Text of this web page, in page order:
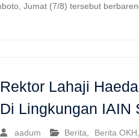
Jumat (7/8) tersebut
Rektor Lahaji
Di Lingkungan IAIN
aadum Berita Berita OKH